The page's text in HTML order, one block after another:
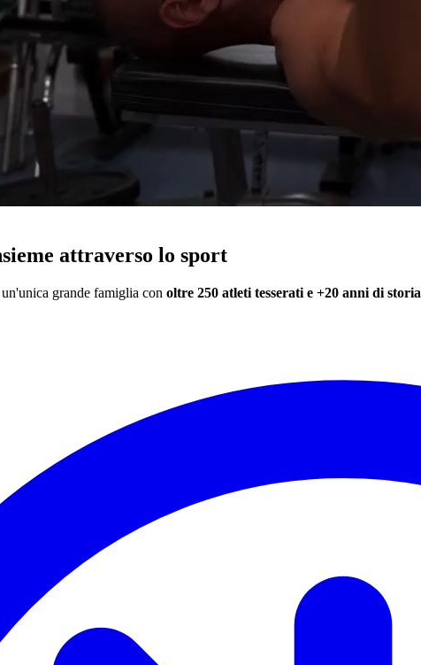
attraverso lo sport
grande famiglia con oltre 250 atleti tesserati e +20 anni di storia